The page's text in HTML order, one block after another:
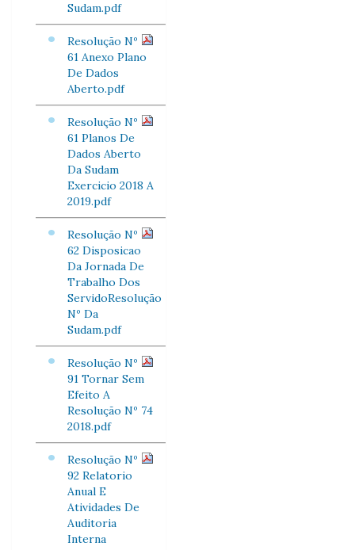
Sudam.pdf
Resolução Nº
61 Anexo Plano
De Dados
Aberto.pdf
Resolução Nº
61 Planos De
Dados Aberto
Da Sudam
Exercicio 2018 A
2019.pdf
Resolução Nº
62 Disposicao
Da Jornada De
Trabalho Dos
ServidoResolução
Nº Da
Sudam.pdf
Resolução Nº
91 Tornar Sem
Efeito A
Resolução Nº 74
2018.pdf
Resolução Nº
92 Relatorio
Anual E
Atividades De
Auditoria
Interna